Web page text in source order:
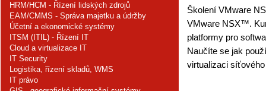
HRM/HCM - Řízení lidských zdrojů
EAM/CMMS - Správa majetku a údržby
Účetní a ekonomické systémy
ITSM (ITIL) - Řízení IT
Cloud a virtualizace IT
IT Security
Logistika, řízení skladů, WMS
IT právo
Školení VMware
VMware NSX™.
platformy pro
Naučíte se jak
virtualizaci